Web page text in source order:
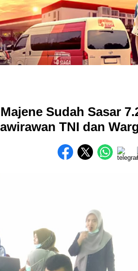
Sudah Sasar
TNI dan